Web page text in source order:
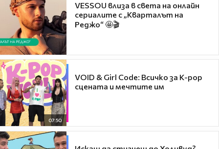
VESSOU влиза в света на онлайн
сериалите с „Кварталът на
Реджо“ 🤩🎬
07:50
VOID & Girl Code: Всичко за K-pop
сцената и мечтите им